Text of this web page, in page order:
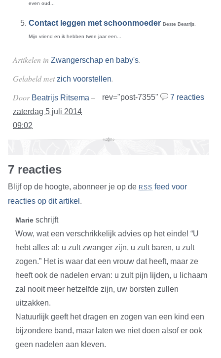
even oud...
Contact leggen met schoonmoeder Beste Beatrijs,
Mijn vriend en ik hebben twee jaar een...
Artikelen in Zwangerschap en baby's.
Gelabeld met zich voorstellen.
rev="post-7355" 7 reacties
Door Beatrijs Ritsema –
zaterdag 5 juli 2014
09:02
7 reacties
Blijf op de hoogte, abonneer je op de RSS feed voor
reacties op dit artikel .
Marie schrijft
Wow, wat een verschrikkelijk advies op het einde! “U
hebt alles al: u zult zwanger zijn, u zult baren, u zult
zogen.” Het is waar dat een vrouw dat heeft, maar ze
heeft ook de nadelen ervan: u zult pijn lijden, u lichaam
zal nooit meer hetzelfde zijn, uw borsten zullen
uitzakken.
Natuurlijk geeft het dragen en zogen van een kind een
bijzondere band, maar laten we niet doen alsof er ook
geen nadelen aan kleven.